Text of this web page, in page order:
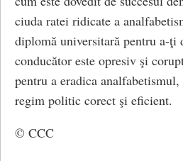
ciuda ratei ridicate a
diplomă universitară pentru a-ţi
conducător este opresiv şi
pentru a eradica
regim politic corect şi eficient.
© CCC